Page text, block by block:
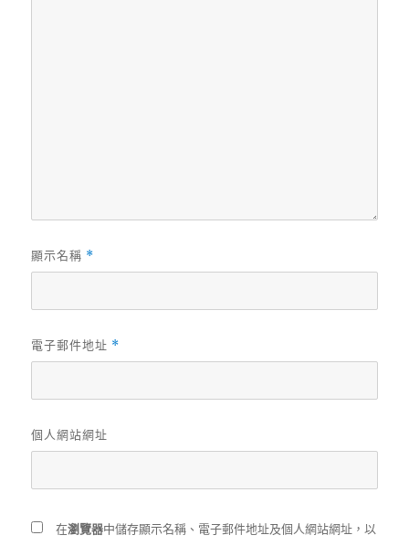
顯示名稱 *
電子郵件地址 *
個人網站網址
在瀏覽器中儲存顯示名稱、電子郵件地址及個人網站網址，以